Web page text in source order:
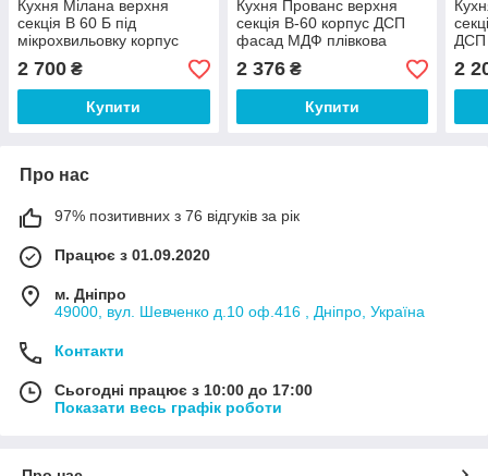
Кухня Мілана верхня
секція В 60 Б під
мікрохвильовку корпус
ДСП фасад МДФ висота
720 мм (Світ Меблів ТМ)
2 700 ₴
Купити
Кухня Прованс верхня
секція В-60 корпус ДСП
фасад МДФ плівкова
висота 720 мм (Світ
Меблів ТМ)
2 376₴
Купити
ДСП
600
2
Про нас
97% позитивних з 76 відгуків за рік
Працює з 01.09.2020
м. Дніпро
49000, вул. Шевченко д.10 оф.416 , Дніпро, Україна
Контакти
Сьогодні працює з 10:00 до 17:00
Показати весь графік роботи